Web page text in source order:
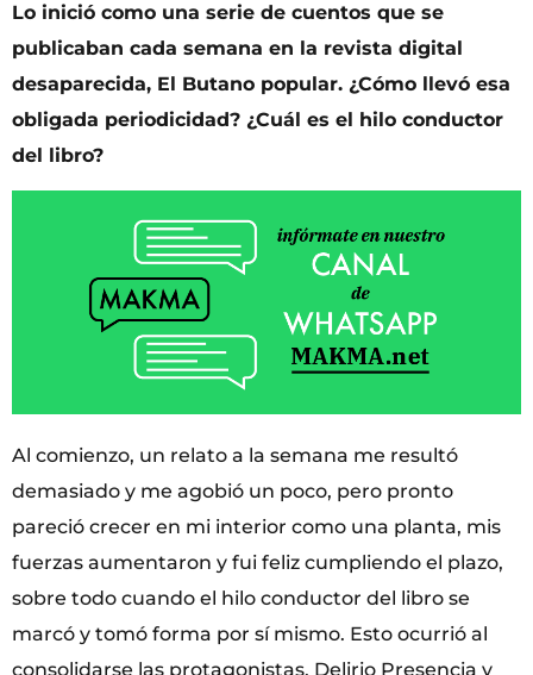
Lo inició como una serie de cuentos que se
publicaban cada semana en la revista digital
desaparecida, El Butano popular. ¿Cómo llevó esa
obligada periodicidad? ¿Cuál es el hilo conductor
del libro?
Al comienzo, un relato a la semana me resultó
demasiado y me agobió un poco, pero pronto
pareció crecer en mi interior como una planta, mis
fuerzas aumentaron y fui feliz cumpliendo el plazo,
sobre todo cuando el hilo conductor del libro se
marcó y tomó forma por sí mismo. Esto ocurrió al
consolidarse las protagonistas, Delirio Presencia y